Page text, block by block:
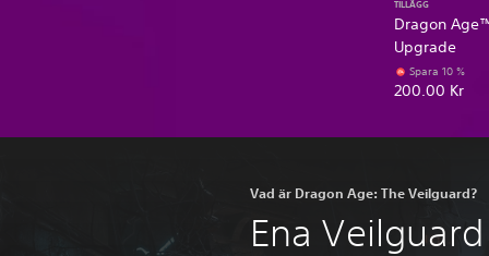
Dragon
Upgrade
TILLÄGG
Spara 10 %
200.00 Kr
Vad är Dragon Age: The Veilguard?
Ena